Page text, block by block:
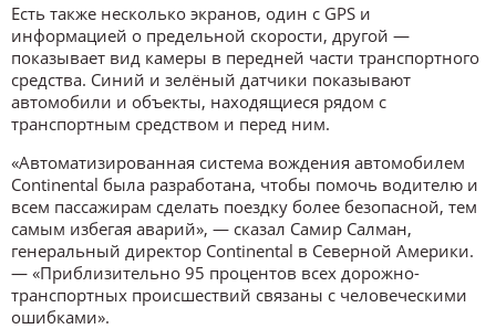
Есть также несколько экранов, один с GPS и
информацией о предельной скорости, другой —
показывает вид камеры в передней части транспортного
средства. Синий и зелёный датчики показывают
автомобили и объекты, находящиеся рядом с
транспортным средством и перед ним.
«Автоматизированная система вождения автомобилем
Continental была разработана, чтобы помочь водителю и
всем пассажирам сделать поездку более безопасной, тем
самым избегая аварий», — сказал Самир Салман,
генеральный директор Continental в Северной Америки.
— «Приблизительно 95 процентов всех дорожно-
транспортных происшествий связаны с человеческими
ошибками».